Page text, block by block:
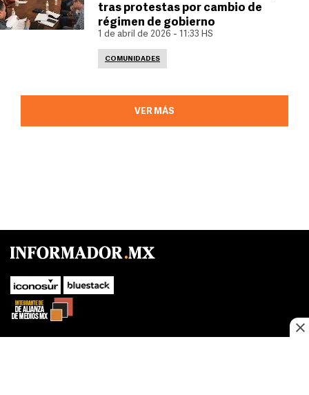
tras protestas por cambio de
régimen de gobierno
1 de abril de 2026 - 11:33 HS
COMUNIDADES
VER MÁS